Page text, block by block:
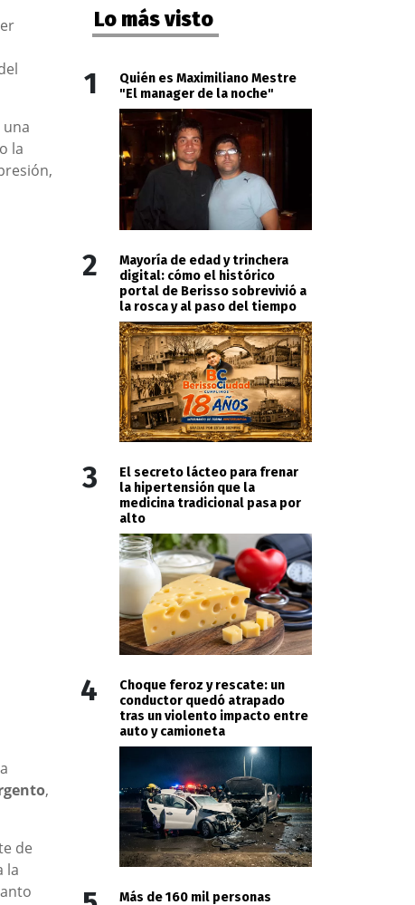
una
la
,
de
la
Lo más visto
1
Quién es Maximiliano Mestre
"El manager de la noche"
2
Mayoría de edad y trinchera
digital: cómo el histórico
portal de Berisso sobrevivió a
la rosca y al paso del tiempo
3
El secreto lácteo para frenar
la hipertensión que la
medicina tradicional pasa por
alto
4
Choque feroz y rescate: un
conductor quedó atrapado
tras un violento impacto entre
auto y camioneta
Más de 160 mil personas